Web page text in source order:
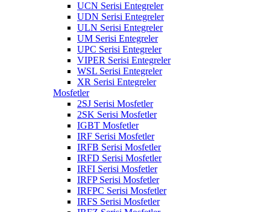
UCN Serisi Entegreler
UDN Serisi Entegreler
ULN Serisi Entegreler
UM Serisi Entegreler
UPC Serisi Entegreler
VIPER Serisi Entegreler
WSL Serisi Entegreler
XR Serisi Entegreler
Mosfetler
2SJ Serisi Mosfetler
2SK Serisi Mosfetler
IGBT Mosfetler
IRF Serisi Mosfetler
IRFB Serisi Mosfetler
IRFD Serisi Mosfetler
IRFI Serisi Mosfetler
IRFP Serisi Mosfetler
IRFPC Serisi Mosfetler
IRFS Serisi Mosfetler